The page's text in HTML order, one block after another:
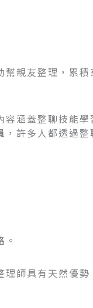
幫親友整理，累
容涵蓋整聊技能
，許多人都透過
師具有天然優勢